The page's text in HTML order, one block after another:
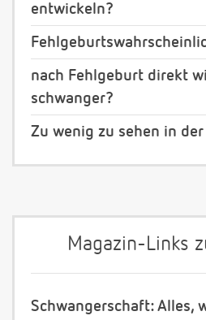
entwickeln?
nach Fehlgeburt direkt
schwanger?
Zu wenig zu sehen in der
Magazin-Links
Schwangerschaft: Alles,